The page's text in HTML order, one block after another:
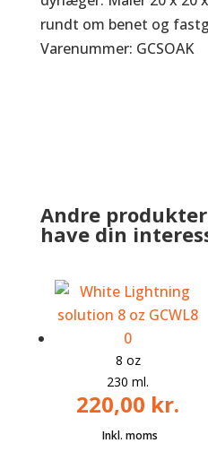
rundt om benet og
Varenummer: GCSOAK
Andre
have din
8 oz
230 ml.
220,00 kr.